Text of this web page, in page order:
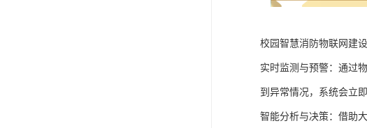
校园智慧消防物联网建
实时监测与预警：通过
到异常情况，系统会立
智能分析与决策：借助